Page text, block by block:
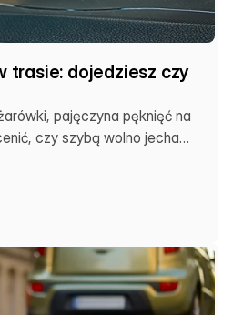
trasie: dojedziesz czy
pajęczyna pęknięć na
czy szybą wolno jechać